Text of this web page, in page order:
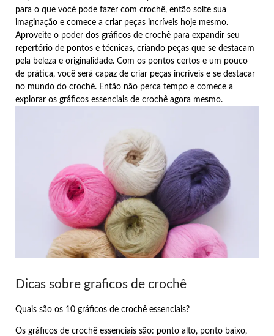
para o que você pode fazer com crochê, então solte sua
imaginação e comece a criar peças incríveis hoje mesmo.
Aproveite o poder dos gráficos de crochê para expandir seu
repertório de pontos e técnicas, criando peças que se destacam
pela beleza e originalidade. Com os pontos certos e um pouco
de prática, você será capaz de criar peças incríveis e se destacar
no mundo do crochê. Então não perca tempo e comece a
explorar os gráficos essenciais de crochê agora mesmo.
Dicas sobre graficos de crochê
Quais são os 10 gráficos de crochê essenciais?
Os gráficos de crochê essenciais são: ponto alto, ponto baixo,